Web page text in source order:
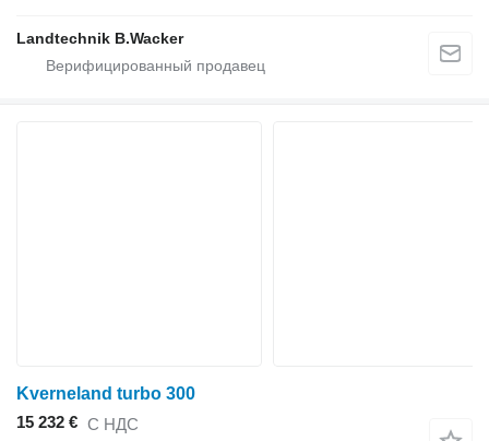
Landtechnik B.Wacker
Kverneland turbo 300
15 232 € С НДС